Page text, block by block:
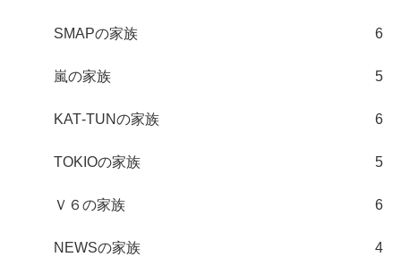
SMAPの家族 6
嵐の家族 5
KAT‐TUNの家族 6
TOKIOの家族 5
Ｖ６の家族 6
NEWSの家族 4